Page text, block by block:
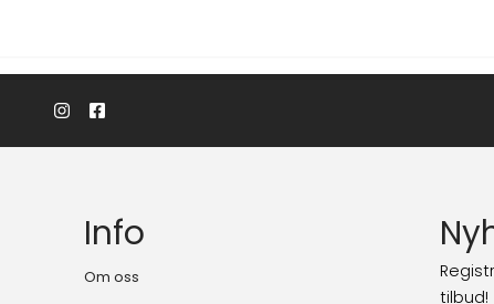
Info
Om oss
tilbud!